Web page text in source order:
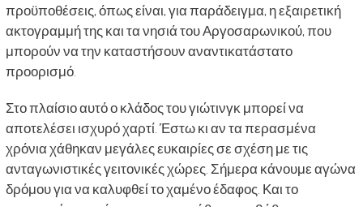
προϋποθέσεις, όπως είναι, για παράδειγμα, η εξαιρετική
ακτογραμμή της και τα νησιά του Αργοσαρωνικού, που
μπορούν να την καταστήσουν αναντικατάστατο
προορισμό.
Στο πλαίσιο αυτό ο κλάδος του γιώτινγκ μπορεί να
αποτελέσει ισχυρό χαρτί. Έστω κι αν τα περασμένα
χρόνια χάθηκαν μεγάλες ευκαιρίες σε σχέση με τις
ανταγωνιστικές γειτονικές χώρες. Σήμερα κάνουμε αγώνα
δρόμου για να καλυφθεί το χαμένο έδαφος. Και το